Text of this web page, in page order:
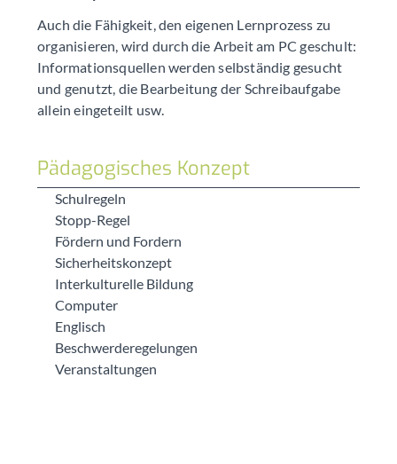
Auch die Fähigkeit, den eigenen Lernprozess zu
organisieren, wird durch die Arbeit am PC geschult:
Informationsquellen werden selbständig gesucht
und genutzt, die Bearbeitung der Schreibaufgabe
allein eingeteilt usw.
Pädagogisches Konzept
Schulregeln
Stopp-Regel
Fördern und Fordern
Sicherheitskonzept
Interkulturelle Bildung
Computer
Englisch
Beschwerderegelungen
Veranstaltungen